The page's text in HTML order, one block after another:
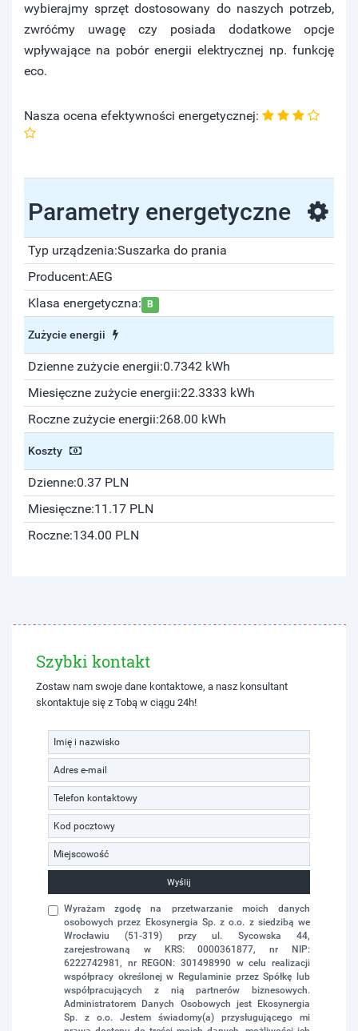
wybierajmy sprzęt dostosowany do naszych potrzeb,
zwróćmy uwagę czy posiada dodatkowe opcje
wpływające na pobór energii elektrycznej np. funkcję
eco.
Nasza ocena efektywności energetycznej:
Parametry energetyczne
Typ urządzenia:Suszarka do prania
Producent:AEG
Klasa energetyczna:
B
Zużycie energii
Dzienne zużycie energii:0.7342 kWh
Miesięczne zużycie energii:22.3333 kWh
Roczne zużycie energii:268.00 kWh
Koszty
Dzienne:0.37 PLN
Miesięczne:11.17 PLN
Roczne:134.00 PLN
Szybki kontakt
Zostaw nam swoje dane kontaktowe, a nasz konsultant
skontaktuje się z Tobą w ciągu 24h!
Wyślij
Wyrażam zgodę na przetwarzanie moich danych
osobowych przez Ekosynergia Sp. z o.o. z siedzibą we
Wrocławiu (51-319) przy ul. Sycowska 44,
zarejestrowaną w KRS: 0000361877, nr NIP:
6222742981, nr REGON: 301498990 w celu realizacji
współpracy określonej w Regulaminie przez Spółkę lub
współpracujących z nią partnerów biznesowych.
Administratorem Danych Osobowych jest Ekosynergia
Sp. z o.o. Jestem świadomy(a) przysługującego mi